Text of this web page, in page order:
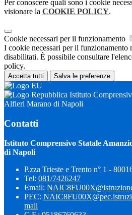
Per conoscere quali sono i cookie
visionare la COOKIE POLICY.
Cookie necessari per il funzionamento
I cookie necessari per il funzionamento
disabilitati. È possibile consultare
policy.
Accetta tutti Salva le preferenze
Istituto
Alfieri Marano di Napoli
Contatti
Istituto Comprensivo Statale
di Napoli
P.zza Trieste e Trento n° 1 -
Tel: 081/7426247
Email:
PEC:
mail